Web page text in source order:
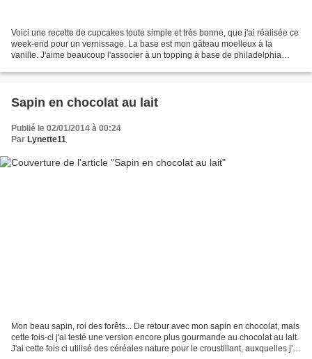
Voici une recette de cupcakes toute simple et très bonne, que j'ai réalisée ce
week-end pour un vernissage. La base est mon gâteau moelleux à la
vanille. J'aime beaucoup l'associer à un topping à base de philadelphia
Sapin en chocolat au lait
Publié le 02/01/2014 à 00:24
Par Lynette11
Mon beau sapin, roi des forêts... De retour avec mon sapin en chocolat, mais
cette fois-ci j'ai testé une version encore plus gourmande au chocolat au lait.
J'ai cette fois ci utilisé des céréales nature pour le croustillant, auxquelles j'ai